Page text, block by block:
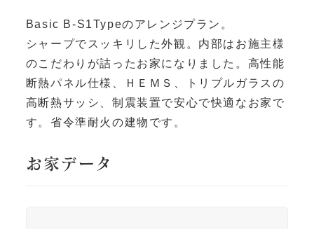
Basic B-S1Typeのアレンジプラン。
シャープでスッキリした外観。内部はお施主様
のこだわりが詰ったお家になりました。高性能
断熱パネル仕様、ＨＥＭＳ、トリプルガラスの
高断熱サッシ、制震装置で安心で快適なお家で
す。省令準耐火の建物です。
お家データ